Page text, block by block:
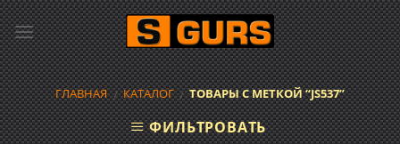
Skip
to
content
ГЛАВНАЯ / КАТАЛОГ / ТОВАРЫ С МЕТКОЙ “JS537”
ФИЛЬТРОВАТЬ